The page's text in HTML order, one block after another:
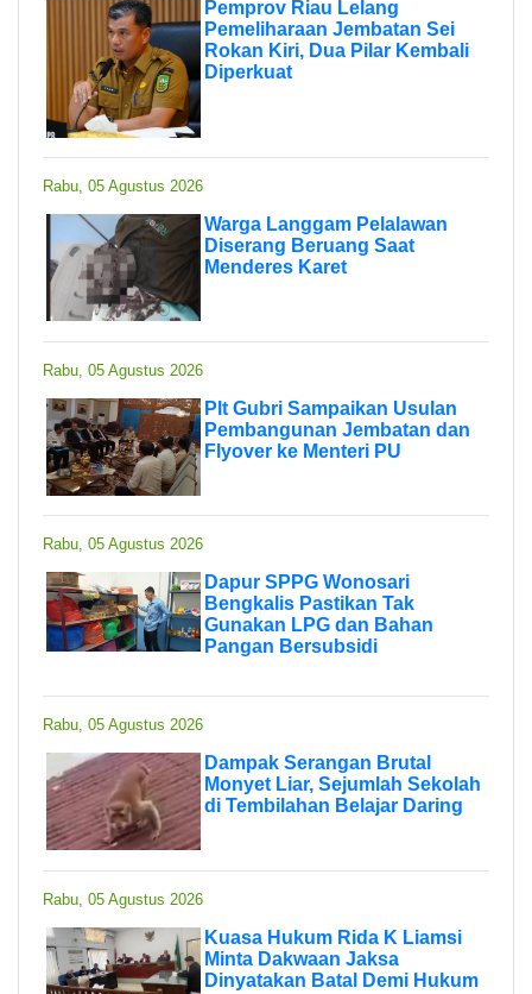
Pemprov Riau Lelang
Pemeliharaan Jembatan Sei
Rokan Kiri, Dua Pilar Kembali
Diperkuat
Rabu, 05 Agustus 2026
Warga Langgam Pelalawan
Diserang Beruang Saat
Menderes Karet
Rabu, 05 Agustus 2026
Plt Gubri Sampaikan Usulan
Pembangunan Jembatan dan
Flyover ke Menteri PU
Rabu, 05 Agustus 2026
Dapur SPPG Wonosari
Bengkalis Pastikan Tak
Gunakan LPG dan Bahan
Pangan Bersubsidi
Rabu, 05 Agustus 2026
Dampak Serangan Brutal
Monyet Liar, Sejumlah Sekolah
di Tembilahan Belajar Daring
Rabu, 05 Agustus 2026
Kuasa Hukum Rida K Liamsi
Minta Dakwaan Jaksa
Dinyatakan Batal Demi Hukum